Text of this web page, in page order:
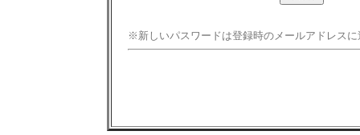
※新しいパスワードは登録時のメールアドレスに